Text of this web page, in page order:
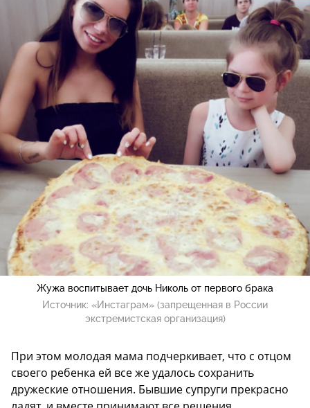
Жужа воспитывает дочь Николь от первого брака
Источник: «Инстаграм» (запрещенная в России
экстремистская организация)
При этом молодая мама подчеркивает, что с отцом
своего ребенка ей все же удалось сохранить
дружеские отношения. Бывшие супруги прекрасно